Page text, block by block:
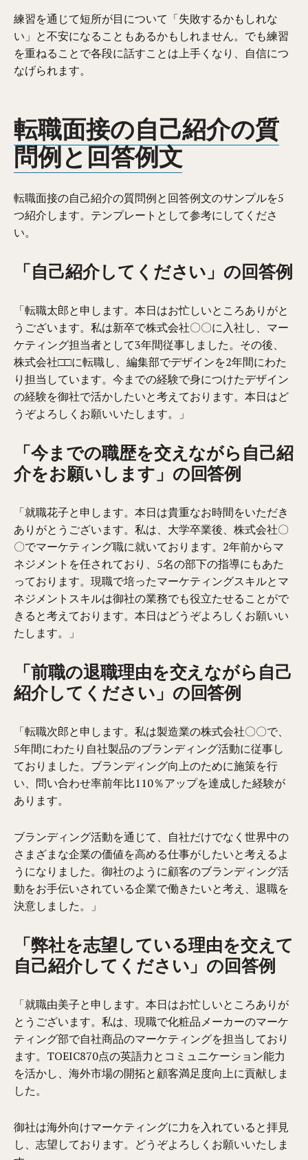
練習を通じて短所が目について「失敗するかもしれな
い」と不安になることもあるかもしれません。でも練習
を重ねることで各段に話すことは上手くなり、自信につ
なげられます。
転職面接の自己紹介の質
問例と回答例文
転職面接の自己紹介の質問例と回答例文のサンプルを5
つ紹介します。テンプレートとして参考にしてくださ
い。
「自己紹介してください」の回答例
「転職太郎と申します。本日はお忙しいところありがと
うございます。私は新卒で株式会社〇〇に入社し、マー
ケティング担当者として3年間従事しました。その後、
株式会社□□に転職し、編集部でデザインを2年間にわた
り担当しています。今までの経験で身につけたデザイン
の経験を御社で活かしたいと考えております。本日はど
うぞよろしくお願いいたします。」
「今までの職歴を交えながら自己紹
介をお願いします」の回答例
「就職花子と申します。本日は貴重なお時間をいただき
ありがとうございます。私は、大学卒業後、株式会社〇
〇でマーケティング職に就いております。2年前からマ
ネジメントを任されており、5名の部下の指導にもあた
っております。現職で培ったマーケティングスキルとマ
ネジメントスキルは御社の業務でも役立たせることがで
きると考えております。本日はどうぞよろしくお願いい
たします。」
「前職の退職理由を交えながら自己
紹介してください」の回答例
「転職次郎と申します。私は製造業の株式会社〇〇で、
5年間にわたり自社製品のブランディング活動に従事し
ておりました。ブランディング向上のために施策を行
い、問い合わせ率前年比110％アップを達成した経験が
あります。
ブランディング活動を通じて、自社だけでなく世界中の
さまざまな企業の価値を高める仕事がしたいと考えるよ
うになりました。御社のように顧客のブランディング活
動をお手伝いされている企業で働きたいと考え、退職を
決意しました。」
「弊社を志望している理由を交えて
自己紹介してください」の回答例
「就職由美子と申します。本日はお忙しいところありが
とうございます。私は、現職で化粧品メーカーのマーケ
ティング部で自社商品のマーケティングを担当しており
ます。TOEIC870点の英語力とコミュニケーション能力
を活かし、海外市場の開拓と顧客満足度向上に貢献しま
した。
御社は海外向けマーケティングに力を入れていると拝見
し、志望しております。どうぞよろしくお願いいたしま